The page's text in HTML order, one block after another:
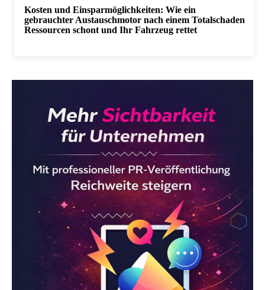
Kosten und Einsparmöglichkeiten: Wie ein
gebrauchter Austauschmotor nach einem Totalschaden
Ressourcen schont und Ihr Fahrzeug rettet